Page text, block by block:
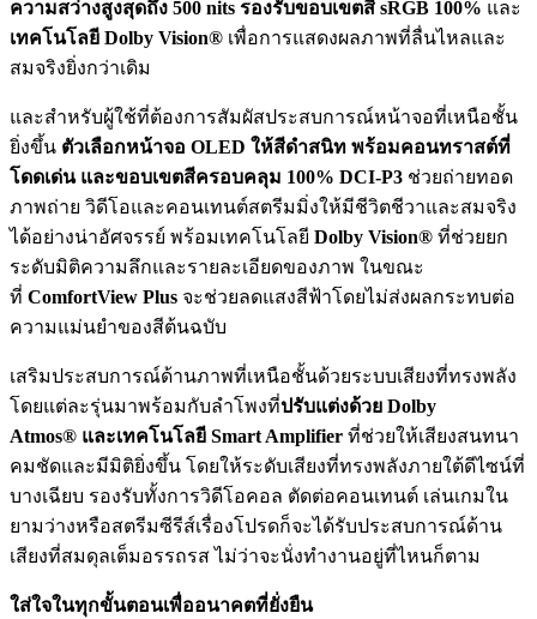
ความสว่างสูงสุดถึง 500 nits รองรับขอบเขตสี sRGB 100% และ
เทคโนโลยี Dolby Vision® เพื่อการแสดงผลภาพที่ลื่นไหลและ
สมจริงยิ่งกว่าเดิม
และสำหรับผู้ใช้ที่ต้องการสัมผัสประสบการณ์หน้าจอที่เหนือชั้น
ยิ่งขึ้น ตัวเลือกหน้าจอ OLED ให้สีดำสนิท พร้อมคอนทราสต์ที่
โดดเด่น และขอบเขตสีครอบคลุม 100% DCI-P3 ช่วยถ่ายทอด
ภาพถ่าย วิดีโอและคอนเทนต์สตรีมมิ่งให้มีชีวิตชีวาและสมจริง
ได้อย่างน่าอัศจรรย์ พร้อมเทคโนโลยี Dolby Vision® ที่ช่วยยก
ระดับมิติความลึกและรายละเอียดของภาพ ในขณะ
ที่ ComfortView Plus จะช่วยลดแสงสีฟ้าโดยไม่ส่งผลกระทบต่อ
ความแม่นยำของสีต้นฉบับ
เสริมประสบการณ์ด้านภาพที่เหนือชั้นด้วยระบบเสียงที่ทรงพลัง
โดยแต่ละรุ่นมาพร้อมกับลำโพงที่ปรับแต่งด้วย Dolby
Atmos® และเทคโนโลยี Smart Amplifier ที่ช่วยให้เสียงสนทนา
คมชัดและมีมิติยิ่งขึ้น โดยให้ระดับเสียงที่ทรงพลังภายใต้ดีไซน์ที่
บางเฉียบ รองรับทั้งการวิดีโอคอล ตัดต่อคอนเทนต์ เล่นเกมใน
ยามว่างหรือสตรีมซีรีส์เรื่องโปรดก็จะได้รับประสบการณ์ด้าน
เสียงที่สมดุลเต็มอรรถรส ไม่ว่าจะนั่งทำงานอยู่ที่ไหนก็ตาม
ใส่ใจในทุกขั้นตอนเพื่ออนาคตที่ยั่งยืน